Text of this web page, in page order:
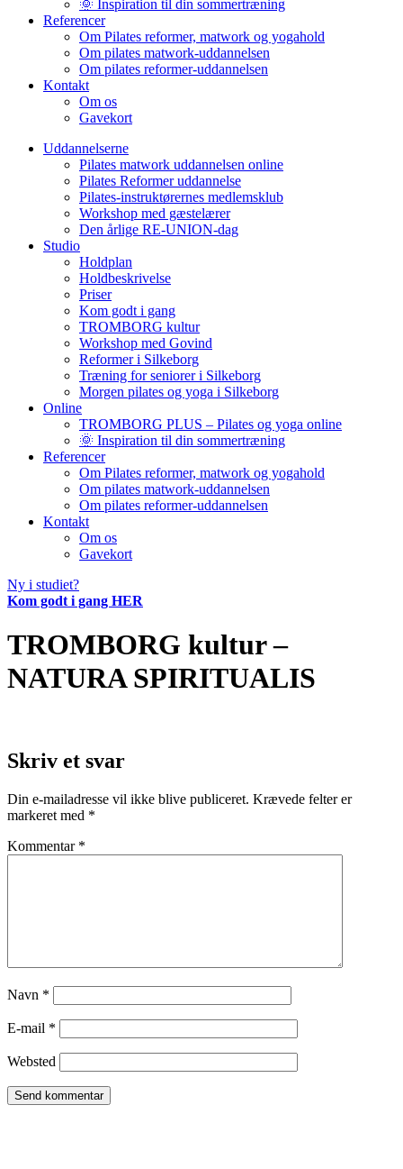
🌞 Inspiration til din sommertræning
Referencer
Om Pilates reformer, matwork og yogahold
Om pilates matwork-uddannelsen
Om pilates reformer-uddannelsen
Kontakt
Om os
Gavekort
Uddannelserne
Pilates matwork uddannelsen online
Pilates Reformer uddannelse
Pilates-instruktørernes medlemsklub
Workshop med gæstelærer
Den årlige RE-UNION-dag
Studio
Holdplan
Holdbeskrivelse
Priser
Kom godt i gang
TROMBORG kultur
Workshop med Govind
Reformer i Silkeborg
Træning for seniorer i Silkeborg
Morgen pilates og yoga i Silkeborg
Online
TROMBORG PLUS – Pilates og yoga online
🌞 Inspiration til din sommertræning
Referencer
Om Pilates reformer, matwork og yogahold
Om pilates matwork-uddannelsen
Om pilates reformer-uddannelsen
Kontakt
Om os
Gavekort
Ny i studiet?
Kom godt i gang HER
TROMBORG kultur –
NATURA SPIRITUALIS
Skriv et svar
Din e-mailadresse vil ikke blive publiceret. Krævede felter er
markeret med *
Kommentar *
Navn *
E-mail *
Websted